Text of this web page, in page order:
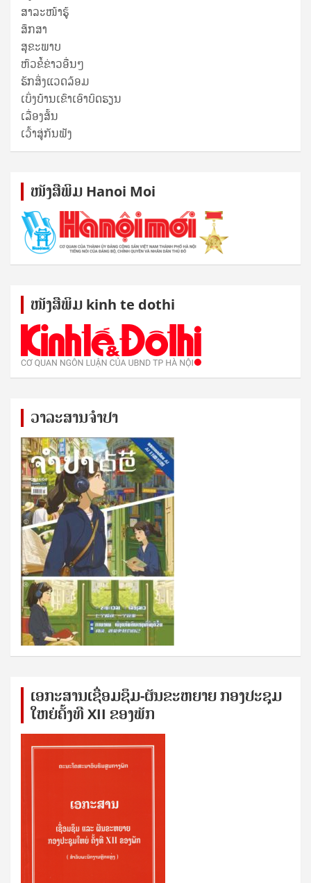
ສາລະໜ້າຮູ້
ສຶກສາ
ສຸ​ຂະ​ພາບ
ຫົວຂໍ້ຂ່າວອື່ນໆ
ຮັກສິ່ງແວດລ້ອມ
ເບິ່ງບ້ານເຂົາເອົາບົດຮຽນ
ເລື່ອງສັ້ນ
ເວົ້າສູ່ກັນຟັງ
ໜັງ​ສື​ພິມ Hanoi Moi
ໜັງ​ສື​ພິມ kinh te dothi
ວາລະສານຈຳປາ
ເອກ​ະ​ສານ​ເຊ​ື່ອມ​ຊ​ຶມ-ຜັນ​ຂະ​ຫ​ຍາຍ ກອງ​ປະ​ຊຸມ​
ໃຫຍ່​ຄັ້ງ​ທີ XII ຂອງ​ພັກ